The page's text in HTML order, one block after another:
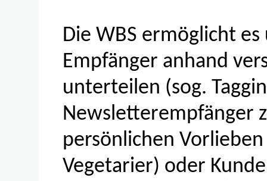
Die WBS ermöglicht
Empfänger anhand
unterteilen (sog.
Newsletterempfänger
persönlichen
Vegetarier) oder